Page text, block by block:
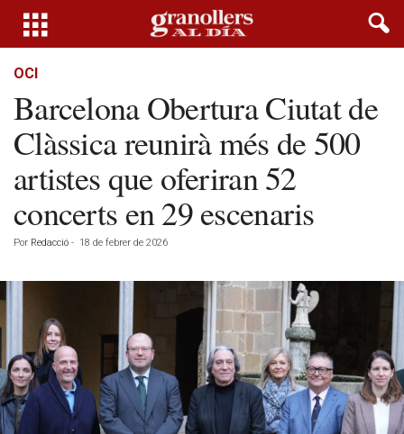
OCI
Barcelona Obertura Ciutat de
Clàssica reunirà més de 500
artistes que oferiran 52
concerts en 29 escenaris
Por Redacció - 18 de febrer de 2026